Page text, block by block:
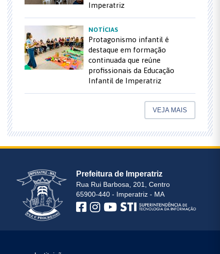
Imperatriz
NOTÍCIAS
Protagonismo infantil é
destaque em formação
continuada que reúne
profissionais da Educação
Infantil de Imperatriz
VEJA MAIS
Prefeitura de Imperatriz
Rua Rui Barbosa, 201, Centro
65900-440 - Imperatriz - MA